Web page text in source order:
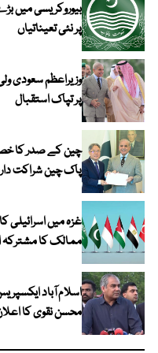
بیوروکریسی میں
پر نئی تعیناتیاں
وزیراعظم سعودی
پر تپاک استقبال
چین کے صدر کا
پاک چین شراکت
ممالک کا مشترکہ
اسلام آباد
محسن نقوی کا